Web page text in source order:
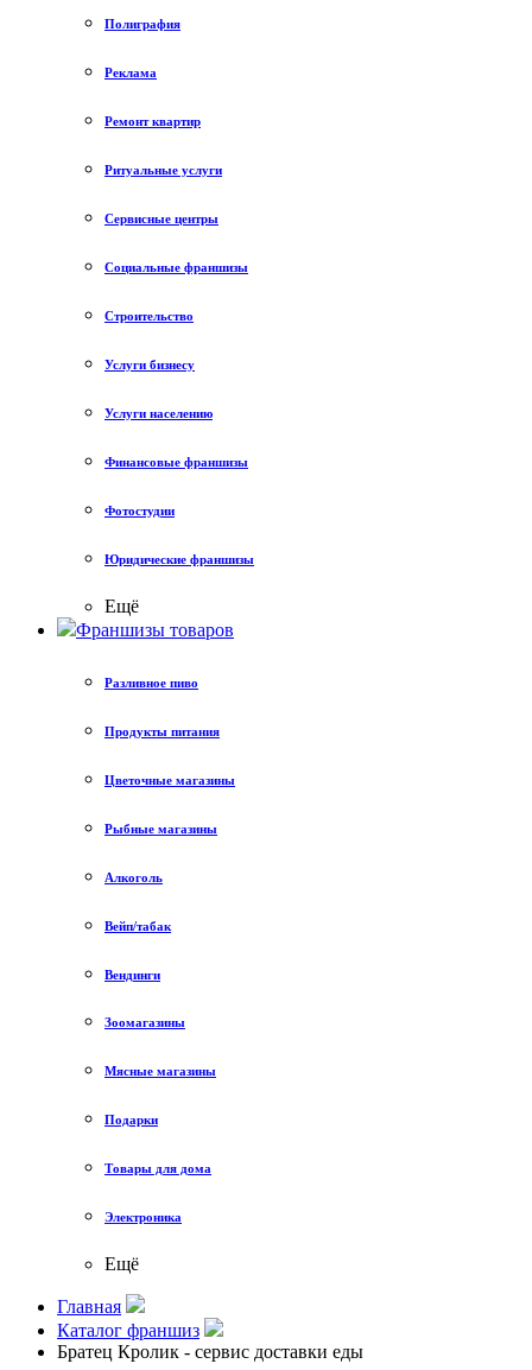
Полиграфия
Реклама
Ремонт квартир
Ритуальные услуги
Сервисные центры
Социальные франшизы
Строительство
Услуги бизнесу
Услуги населению
Финансовые франшизы
Фотостудии
Юридические франшизы
Ещё
Франшизы товаров
Разливное пиво
Продукты питания
Цветочные магазины
Рыбные магазины
Алкоголь
Вейп/табак
Вендинги
Зоомагазины
Мясные магазины
Подарки
Товары для дома
Электроника
Ещё
Главная
Каталог франшиз
Братец Кролик - сервис доставки еды